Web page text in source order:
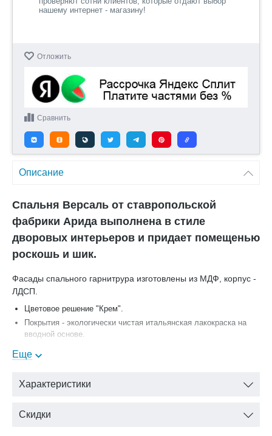
нашему интернет - магазину!
Отложить
Сравнить
Описание
Спальня Версаль от ставропольской
фабрики Арида выполнена в стиле
дворовых интерьеров и придает помещенью
роскошь и шик.
Фасады спального гарнитрура изготовлены из МДФ, корпус -
ЛДСП.
Цветовое решение "Крем".
Покрытия - экологически чистая итальянская лакокраска на
вводной основе.
Криволинейный фацет на зеркале.
Итальянская Фурнитура - Salice.
мм):
Еще
Характеристики
Скидки